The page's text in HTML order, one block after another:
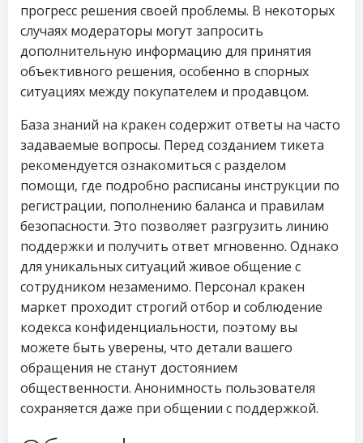
прогресс решения своей проблемы. В некоторых
случаях модераторы могут запросить
дополнительную информацию для принятия
объективного решения, особенно в спорных
ситуациях между покупателем и продавцом.
База знаний на кракен содержит ответы на часто
задаваемые вопросы. Перед созданием тикета
рекомендуется ознакомиться с разделом
помощи, где подробно расписаны инструкции по
регистрации, пополнению баланса и правилам
безопасности. Это позволяет разгрузить линию
поддержки и получить ответ мгновенно. Однако
для уникальных ситуаций живое общение с
сотрудником незаменимо. Персонал кракен
маркет проходит строгий отбор и соблюдение
кодекса конфиденциальности, поэтому вы
можете быть уверены, что детали вашего
обращения не станут достоянием
общественности. Анонимность пользователя
сохраняется даже при общении с поддержкой.